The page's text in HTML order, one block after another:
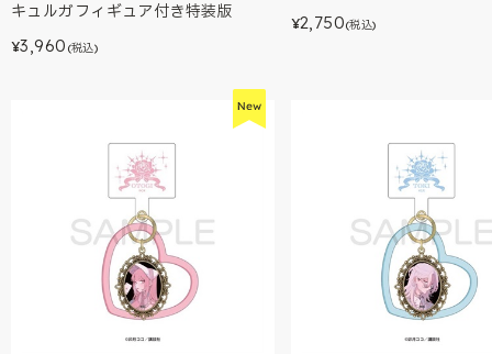
キュルガフィギュア付き特装版
¥3,960 (税込)
¥2,750(税込)